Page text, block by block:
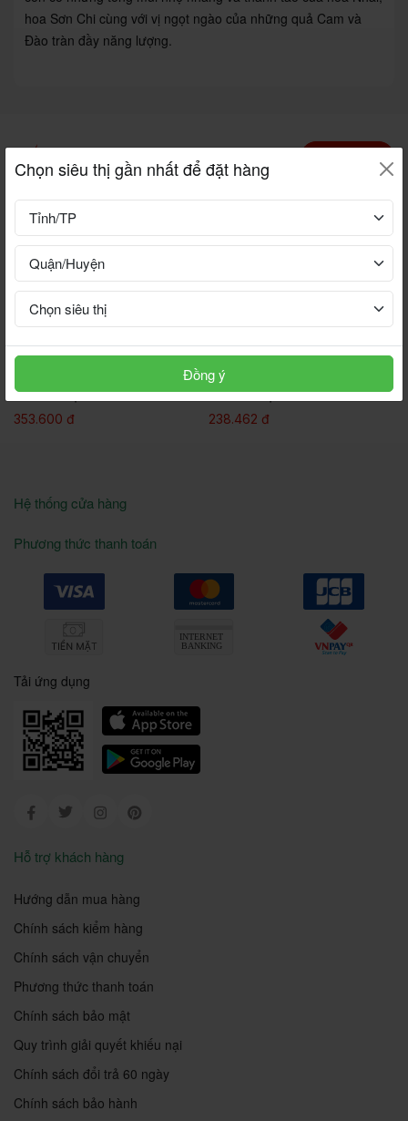
hoa Sơn Chi cùng với vị ngọt ngào của những quả Cam và
Đào tràn đầy năng lượng.
FLASH SALE
HƯƠNG VỊ NÚI RỪNG OCOP 3
sao
353.600 đ
HEO GÁC BẾP HÙNG MIÊN –
HƯƠNG VỊ NÚI RỪNG SÔNG
HINH
238.462 đ
Hệ thống cửa hàng
Phương thức thanh toán
Tải ứng dụng
FacebookTwitter Instagram
Hỗ trợ khách hàng
Hướng dẫn mua hàng
Chính sách kiểm hàng
Chính sách vận chuyển
Phương thức thanh toán
Chính sách bảo mật
Quy trình giải quyết khiếu nại
Chính sách đổi trả 60 ngày
Chính sách bảo hành
Chọn siêu thị gần nhất để đặt hàng
Đồng ý